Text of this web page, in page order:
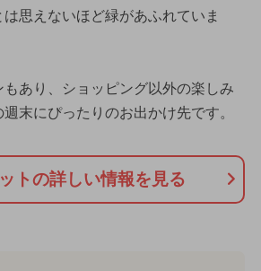
思えないほど緑があふれていま
あり、ショッピング以外の楽しみ
末にぴったりのお出かけ先です。
トの詳しい情報を見る